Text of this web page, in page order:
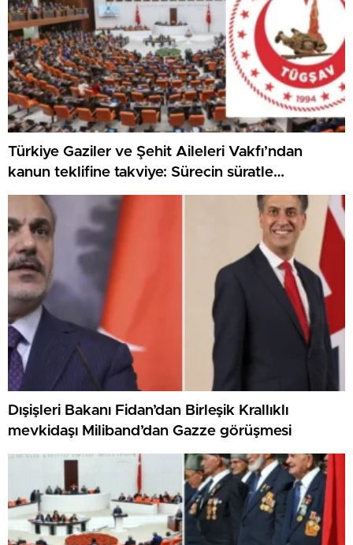
Türkiye Gaziler ve Şehit Aileleri Vakfı’ndan
kanun teklifine takviye: Sürecin süratle
tamamlanmasını temenni ediyoruz
Dışişleri Bakanı Fidan’dan Birleşik Krallıklı
mevkidaşı Miliband’dan Gazze görüşmesi